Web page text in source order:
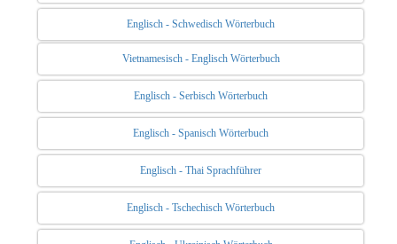
Englisch - Schwedisch Wörterbuch
Vietnamesisch - Englisch Wörterbuch
Englisch - Serbisch Wörterbuch
Englisch - Spanisch Wörterbuch
Englisch - Thai Sprachführer
Englisch - Tschechisch Wörterbuch